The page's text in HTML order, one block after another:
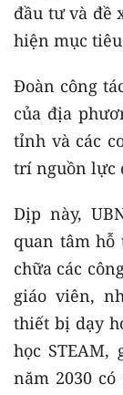
đầu tư và đề
hiện mục
Đoàn công
của địa
tỉnh và các
trí nguồn lực
Dịp này,
quan tâm
chữa các
giáo viên,
thiết bị dạy
học
năm 2030